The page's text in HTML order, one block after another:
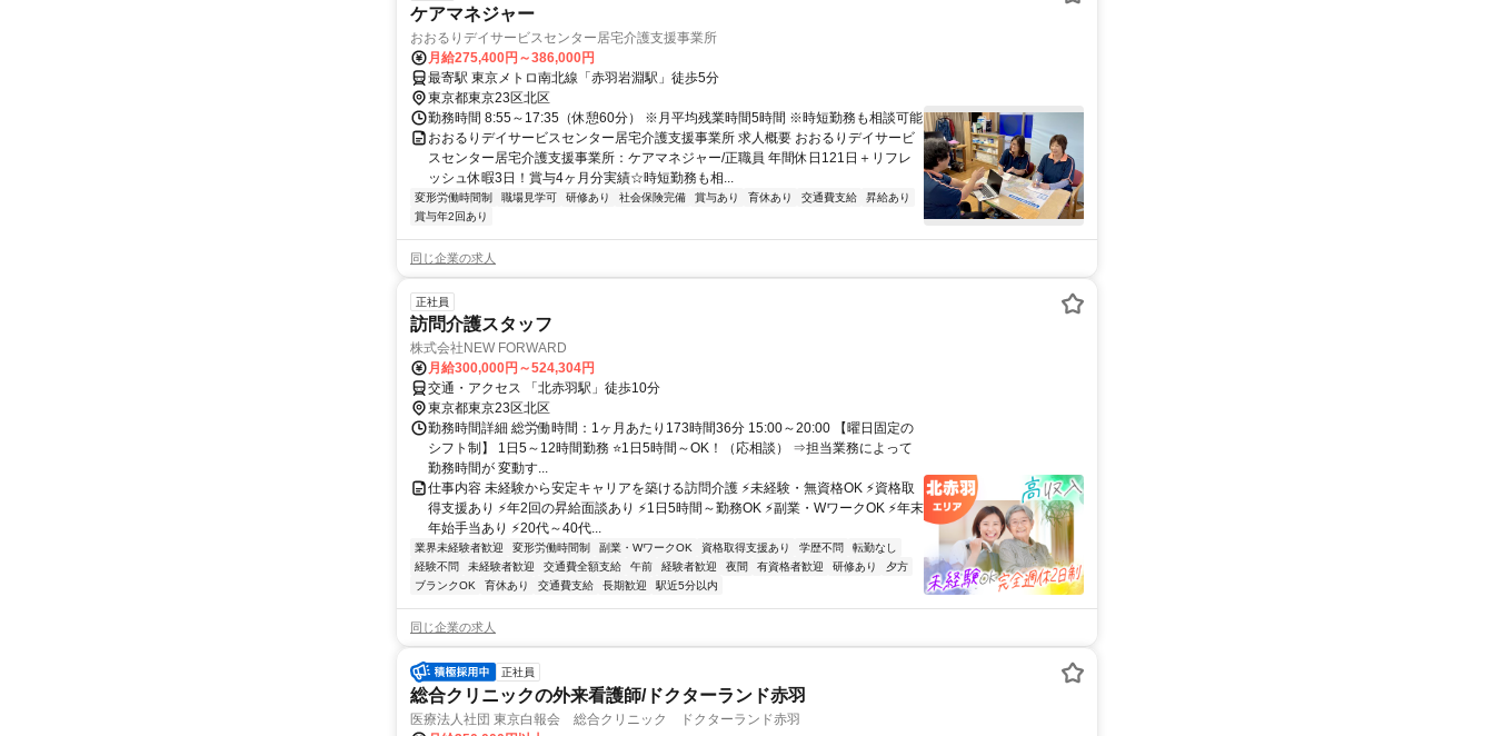
ケアマネジャー
おおるりデイサービスセンター居宅介護支援事業所
月給275,400円～386,000円
最寄駅 東京メトロ南北線「赤羽岩淵駅」徒歩5分
東京都東京23区北区
勤務時間 8:55～17:35（休憩60分） ※月平均残業時間5時間 ※時短勤務も相談可能
おおるりデイサービスセンター居宅介護支援事業所 求人概要 おおるりデイサービ
スセンター居宅介護支援事業所：ケアマネジャー/正職員 年間休日121日＋リフレ
ッシュ休暇3日！賞与4ヶ月分実績☆時短勤務も相...
変形労働時間制 職場見学可 研修あり 社会保険完備 賞与あり 育休あり 交通費支給
昇給あり
賞与年2回あり
同じ企業の求人
正社員
訪問介護スタッフ
株式会社NEW FORWARD
月給300,000円～524,304円
交通・アクセス 「北赤羽駅」徒歩10分
東京都東京23区北区
勤務時間詳細 総労働時間：1ヶ月あたり173時間36分 15:00～20:00 【曜日固定の
シフト制】 1日5～12時間勤務 ⭐1日5時間～OK！（応相談） ⇒担当業務によって
勤務時間が 変動す...
仕事内容 未経験から安定キャリアを築ける訪問介護 ⚡未経験・無資格OK ⚡資格取
得支援あり ⚡年2回の昇給面談あり ⚡1日5時間～勤務OK ⚡副業・WワークOK ⚡年末
年始手当あり ⚡20代～40代...
業界未経験者歓迎 変形労働時間制 副業・WワークOK 資格取得支援あり 学歴不問
転勤なし
経験不問
未経験者歓迎 交通費全額支給 午前 経験者歓迎 夜間 有資格者歓迎 研修あり
夕方
ブランクOK
育休あり 交通費支給 長期歓迎 駅近5分以内
同じ企業の求人
正社員
総合クリニックの外来看護師/ドクターランド赤羽
医療法人社団 東京白報会 総合クリニック ドクターランド赤羽